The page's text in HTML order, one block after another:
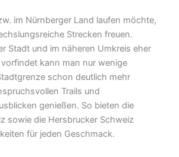
im Nürnberger Land laufen möchte,
Strecken freuen.
Stadt und im näheren Umkreis eher
kann man nur wenige
schon deutlich mehr
Trails und
genießen. So bieten die
sowie die Hersbrucker Schweiz
für jeden Geschmack.